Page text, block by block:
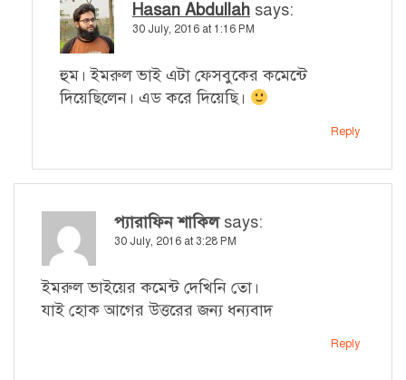
Hasan Abdullah says:
30 July, 2016 at 1:16 PM
হুম। ইমরুল ভাই এটা ফেসবুকের কমেন্টে
দিয়েছিলেন। এড করে দিয়েছি।
Reply
প্যারাফিন শাকিল says:
30 July, 2016 at 3:28 PM
ইমরুল ভাইয়ের কমেন্ট দেখিনি তো।
যাই হোক আগের উত্তরের জন্য ধন্যবাদ
Reply